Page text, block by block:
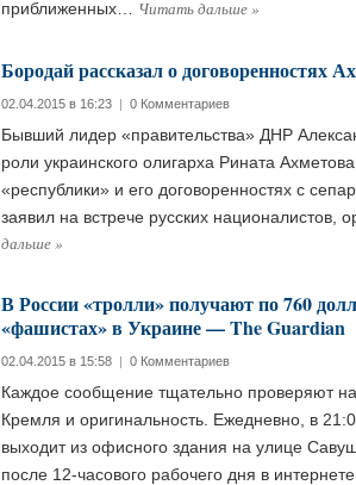
приближенных… Читать дальше»
Бородай рассказал о договоренностях
02.04.2015 в 16:23 | 0 Комментариев
Бывший лидер «правительства» ДНР
роли украинского олигарха Рината
«республики» и его договоренностях с
заявил на встрече русских националистов,
дальше»
В России «тролли» получают по 760
«фашистах» в Украине — The Guardian
02.04.2015 в 15:58 | 0 Комментариев
Каждое сообщение тщательно проверяют на
Кремля и оригинальность. Ежедневно, в
выходит из офисного здания на улице
после 12-часового рабочего дня в